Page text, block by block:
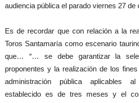
audiencia pública el parado viernes 27 de
Es de recordar que con relación a la
Toros Santamaría como escenario
que… “… se debe garantizar la
proponentes y la realización de los
administración pública aplicables
establecido es de tres meses y el